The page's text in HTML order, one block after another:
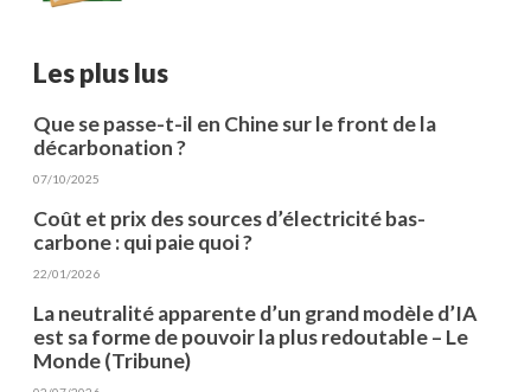
Les plus lus
Que se passe-t-il en Chine sur le front de la
décarbonation ?
07/10/2025
Coût et prix des sources d’électricité bas-
carbone : qui paie quoi ?
22/01/2026
La neutralité apparente d’un grand modèle d’IA
est sa forme de pouvoir la plus redoutable – Le
Monde (Tribune)